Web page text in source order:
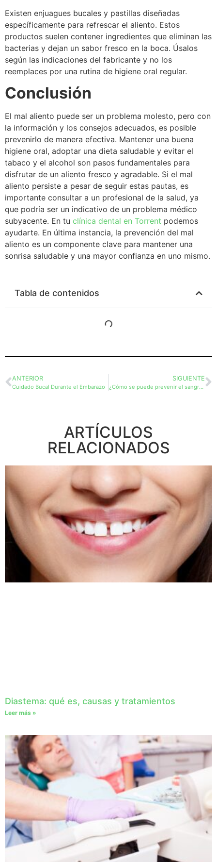
Existen enjuagues bucales y pastillas diseñadas
específicamente para refrescar el aliento. Estos
productos suelen contener ingredientes que eliminan las
bacterias y dejan un sabor fresco en la boca. Úsalos
según las indicaciones del fabricante y no los
reemplaces por una rutina de higiene oral regular.
Conclusión
El mal aliento puede ser un problema molesto, pero con
la información y los consejos adecuados, es posible
prevenirlo de manera efectiva. Mantener una buena
higiene oral, adoptar una dieta saludable y evitar el
tabaco y el alcohol son pasos fundamentales para
disfrutar de un aliento fresco y agradable. Si el mal
aliento persiste a pesar de seguir estas pautas, es
importante consultar a un profesional de la salud, ya
que podría ser un indicativo de un problema médico
subyacente. En tu clínica dental en Torrent podemos
ayudarte. En última instancia, la prevención del mal
aliento es un componente clave para mantener una
sonrisa saludable y una mayor confianza en uno mismo.
Tabla de contenidos
ANTERIOR
Cuidado Bucal Durante el Embarazo
SIGUIENTE
¿Cómo se puede prevenir el sangrado de encías?
ARTÍCULOS
RELACIONADOS
Diastema: qué es, causas y tratamientos
Leer más »